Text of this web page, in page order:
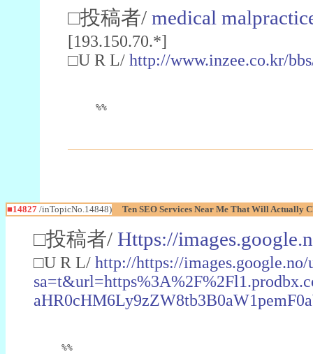
□投稿者/ medical
[193.150.70.*]
□U R L/ http://www.inzee.co.kr/
%%
■14827 /inTopicNo.14848) Ten SEO Services Near Me That Will Actually
□投稿者/ Https://
□U R L/ http://https://images.google.no/
%%